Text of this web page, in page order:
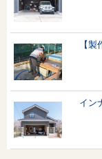
【
イン